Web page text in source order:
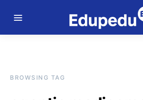
BROWSING TAG